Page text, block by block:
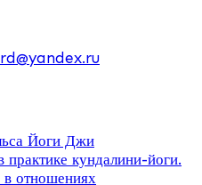
Йоги Джи
практике кундалини-йоги.
отношениях